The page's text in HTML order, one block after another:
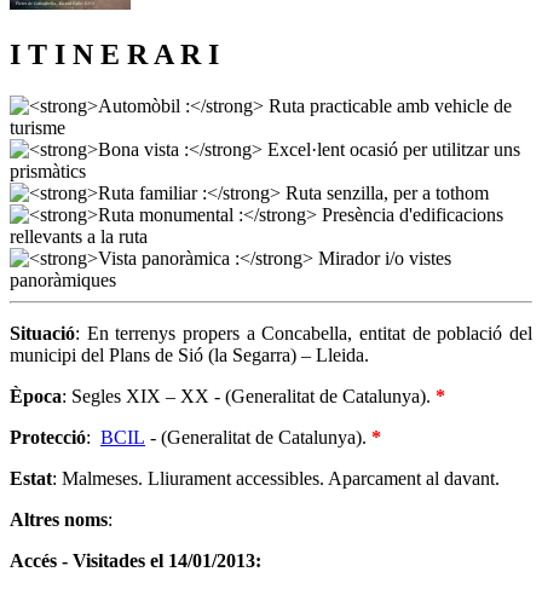
I T I N E R A R I
Situació: En terrenys propers a Concabella, entitat de població del
municipi del Plans de Sió (la Segarra) – Lleida.
Època: Segles XIX – XX - (Generalitat de Catalunya). *
Protecció: BCIL - (Generalitat de Catalunya). *
Estat: Malmeses. Lliurament accessibles. Aparcament al davant.
Altres noms:
Accés - Visitades el 14/01/2013: